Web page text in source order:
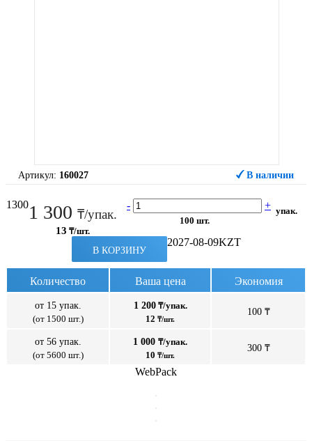
Артикул: 160027 В наличии
13001 300 ₸/упак.
13 ₸/шт.
- +
100 шт.
упак.
В КОРЗИНУ
2027-08-09KZT
Количество Ваша цена Экономия
от 15 упак.
(от 1500 шт.)
1 200₸/упак.
12 ₸/шт.
100 ₸
от 56 упак.
(от 5600 шт.)
1 000 ₸/упак.
10 ₸/шт.
300 ₸
WebPack